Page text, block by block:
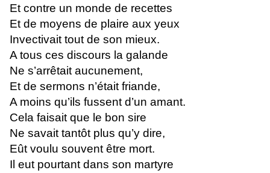
Et contre un monde de recettes
Et de moyens de plaire aux yeux
Invectivait tout de son mieux.
A tous ces discours la galande
Ne s’arrêtait aucunement,
Et de sermons n’était friande,
A moins qu’ils fussent d’un amant.
Cela faisait que le bon sire
Ne savait tantôt plus qu’y dire,
Eût voulu souvent être mort.
Il eut pourtant dans son martyre